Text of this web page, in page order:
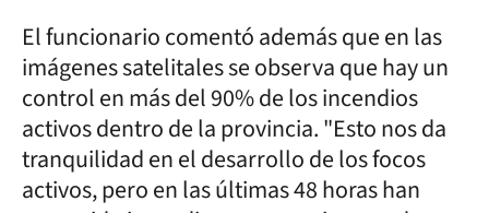
El funcionario comentó además que en las
imágenes satelitales se observa que hay un
control en más del 90% de los incendios
activos dentro de la provincia. "Esto nos da
tranquilidad en el desarrollo de los focos
activos, pero en las últimas 48 horas han